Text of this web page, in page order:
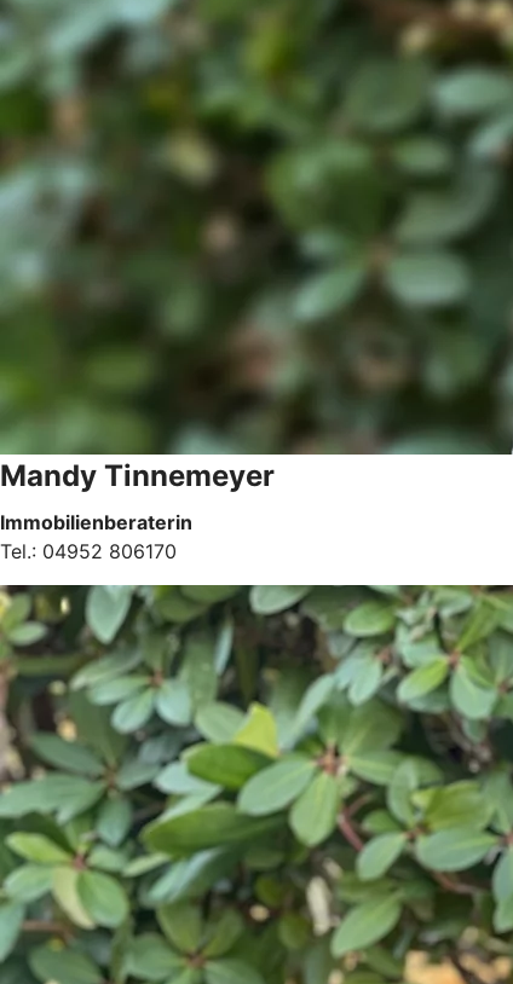
Mandy Tinnemeyer
Immobilienberaterin
Tel.: 04952 806170